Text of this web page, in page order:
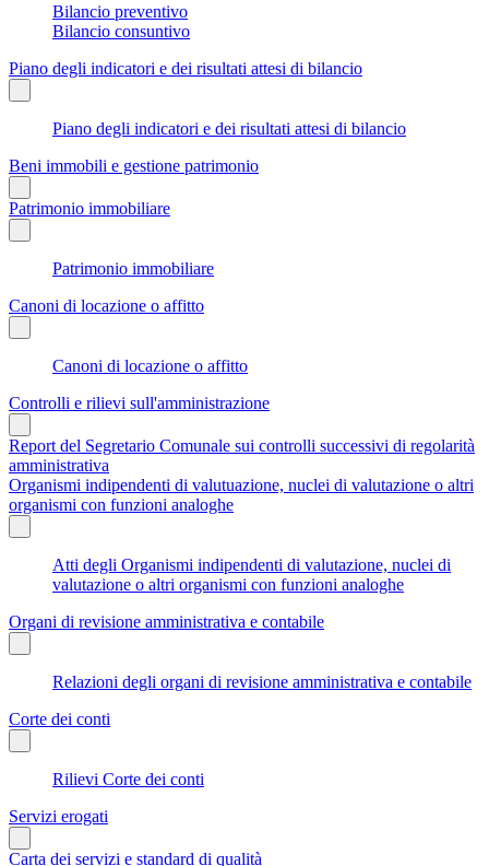
Bilancio preventivo
Bilancio consuntivo
Piano degli indicatori e dei risultati attesi di bilancio
Piano degli indicatori e dei risultati attesi di bilancio
Beni immobili e gestione patrimonio
Patrimonio immobiliare
Patrimonio immobiliare
Canoni di locazione o affitto
Canoni di locazione o affitto
Controlli e rilievi sull'amministrazione
Report del Segretario Comunale sui controlli successivi di regolarità
amministrativa
Organismi indipendenti di valutuazione, nuclei di valutazione o altri
organismi con funzioni analoghe
Atti degli Organismi indipendenti di valutazione, nuclei di
valutazione o altri organismi con funzioni analoghe
Organi di revisione amministrativa e contabile
Relazioni degli organi di revisione amministrativa e contabile
Corte dei conti
Rilievi Corte dei conti
Servizi erogati
Carta dei servizi e standard di qualità